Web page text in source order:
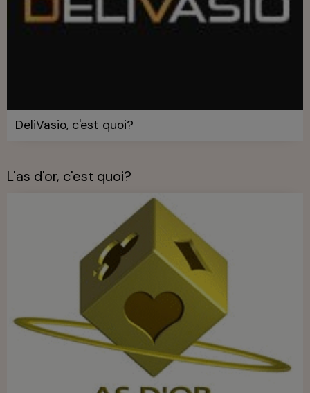
DeliVasio, c'est quoi?
L'as d'or, c'est quoi?